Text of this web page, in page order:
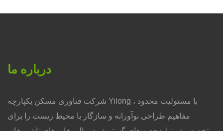
درباره ما
شرکت فناوری مسکن یکپارچه Yilong ، با مسئولیت محدود
مفاهیم طراحی نوآورانه و سازگار با محیط زیست را برای